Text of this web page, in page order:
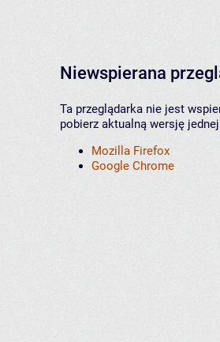
Niewspierana
Ta przeglądarka nie jest
pobierz aktualną wersję
Mozilla Firefox
Google Chrome